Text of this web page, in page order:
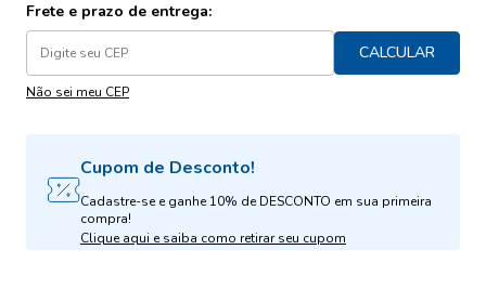
Frete e prazo de entrega:
CALCULAR
Não sei meu CEP
Cupom de Desconto!
Cadastre-se e ganhe 10% de DESCONTO em sua primeira
compra!
Clique aqui e saiba como retirar seu cupom